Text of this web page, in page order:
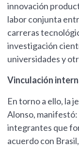
innovación
labor conjunta
carreras
investigación
universidades y
Vinculación
En torno a ello, la
Alonso, manifestó:
integrantes que
acuerdo con